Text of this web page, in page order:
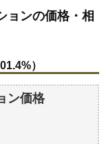
+101.4%）
過去の売買事例
ョンの価格・相
）
ン価格